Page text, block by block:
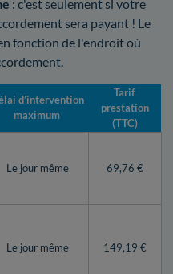
: c'est seulement si votre
sera payant ! Le
fonction de l'endroit où
d’intervention
maximum
Tarif
prestation
(TTC)
Le jour même 69,76 €
Le jour même 149,19 €